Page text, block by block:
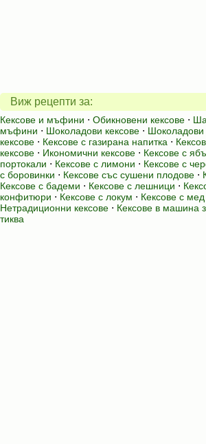
Виж рецепти за:
Кексове и мъфини ⋅ Обикновени кексове ⋅
мъфини ⋅ Шоколадови кексове ⋅
кексове ⋅ Кексове с газирана напитка ⋅
кексове ⋅ Икономични кексове ⋅ Кексове с
портокали ⋅ Кексове с лимони ⋅ Кексове с
с боровинки ⋅ Кексове със сушени плодове ⋅
Кексове с бадеми ⋅ Кексове с лешници ⋅
конфитюри ⋅ Кексове с локум ⋅ Кексове с мед
Нетрадиционни кексове ⋅ Кексове в машина
тиква